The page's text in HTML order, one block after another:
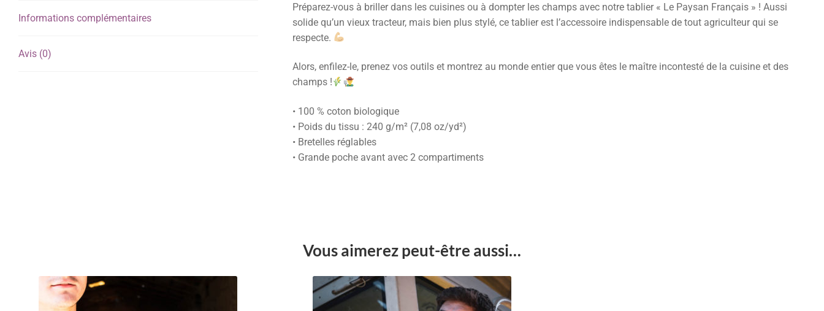
Informations complémentaires
Avis (0)
Préparez-vous à briller dans les cuisines ou à dompter les champs avec notre tablier « Le Paysan Français » ! Aussi
solide qu’un vieux tracteur, mais bien plus stylé, ce tablier est l’accessoire indispensable de tout agriculteur qui se
respecte.
Alors, enfilez-le, prenez vos outils et montrez au monde entier que vous êtes le maître incontesté de la cuisine et des
champs !
• 100 % coton biologique
• Poids du tissu : 240 g/m² (7,08 oz/yd²)
• Bretelles réglables
• Grande poche avant avec 2 compartiments
Vous aimerez peut-être aussi…